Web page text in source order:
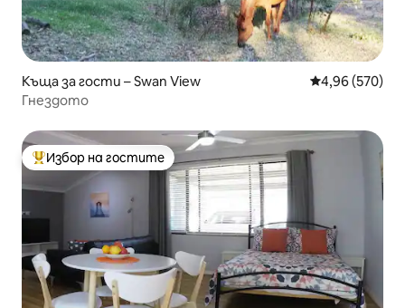
Къща за гости – Swan View Средна
4,96 (570)
Гнездото
Най-популярен избор на гостите
Избор на гостите